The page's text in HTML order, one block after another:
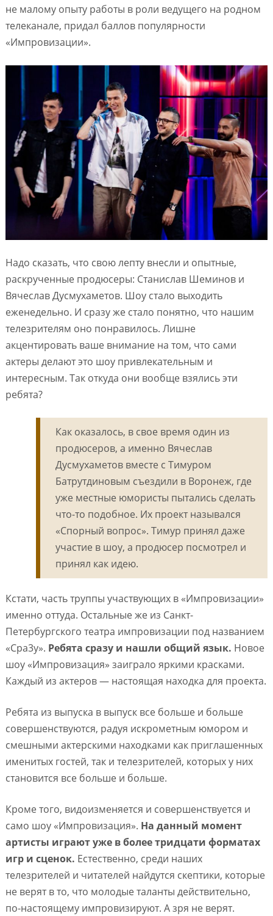
не малому опыту работы в роли ведущего на родном
телеканале, придал баллов популярности
«Импровизации».
Надо сказать, что свою лепту внесли и опытные,
раскрученные продюсеры: Станислав Шеминов и
Вячеслав Дусмухаметов. Шоу стало выходить
еженедельно. И сразу же стало понятно, что нашим
телезрителям оно понравилось. Лишне
акцентировать ваше внимание на том, что сами
актеры делают это шоу привлекательным и
интересным. Так откуда они вообще взялись эти
ребята?
Как оказалось, в свое время один из
продюсеров, а именно Вячеслав
Дусмухаметов вместе с Тимуром
Батрутдиновым съездили в Воронеж, где
уже местные юмористы пытались сделать
что-то подобное. Их проект назывался
«Спорный вопрос». Тимур принял даже
участие в шоу, а продюсер посмотрел и
принял как идею.
Кстати, часть труппы участвующих в «Импровизации»
именно оттуда. Остальные же из Санкт-
Петербургского театра импровизации под названием
«Сра3у». Ребята сразу и нашли общий язык. Новое
шоу «Импровизация» заиграло яркими красками.
Каждый из актеров — настоящая находка для проекта.
Ребята из выпуска в выпуск все больше и больше
совершенствуются, радуя искрометным юмором и
смешными актерскими находками как приглашенных
именитых гостей, так и телезрителей, которых у них
становится все больше и больше.
Кроме того, видоизменяется и совершенствуется и
само шоу «Импровизация». На данный момент
артисты играют уже в более тридцати форматах
игр и сценок. Естественно, среди наших
телезрителей и читателей найдутся скептики, которые
не верят в то, что молодые таланты действительно,
по-настоящему импровизируют. А зря не верят.